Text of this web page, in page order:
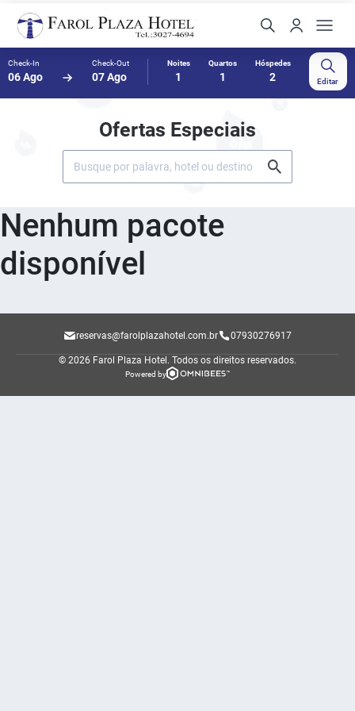
Check-In
06 Ago
Check-Out
07 Ago
Noites
1
Quartos
1
Hóspedes
2 Editar
Ofertas Especiais
Nenhum pacote
disponível
reservas@farolplazahotel.com.br 07930276917
© 2026 Farol Plaza Hotel. Todos os direitos reservados.
Powered by